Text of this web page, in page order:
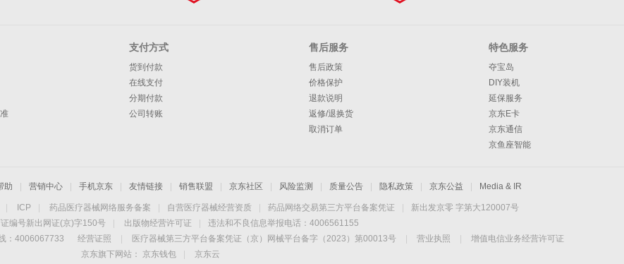
支付方式
货到付款
在线支付
分期付款
公司转账
售后服务
售后政策
价格保护
退款说明
返修/退换货
取消订单
特色服务
夺宝岛
DIY装机
延保服务
京东E卡
京东通信
京鱼座智能
助 营销中心 手机京东 友情链接 销售联盟 京东社区 风险监测 质量公告 隐私政策 京东公益 Media & IR
ICP 药品医疗器械网络服务备案 自营医疗器械经营资质 药品网络交易第三方平台备案凭证
新出发京零 字第大120007号
编号新出网证(京)字150号
出版物经营许可证
违法和不良信息举报电话：4006561155
：4006067733 经营证照 医疗器械第三方平台备案凭证（京）网械平台备字（2023）第00013号 营业执照
增值电信业务经营许可证
京东旗下网站：
京东钱包
京东云